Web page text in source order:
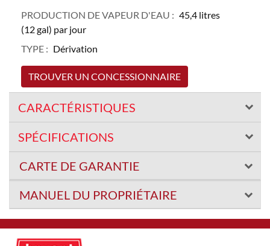
PRODUCTION DE VAPEUR D'EAU : 45,4 litres
(12 gal) par jour
TYPE : Dérivation
TROUVER UN CONCESSIONNAIRE
CARACTÉRISTIQUES
SPÉCIFICATIONS
CARTE DE GARANTIE
MANUEL DU PROPRIÉTAIRE